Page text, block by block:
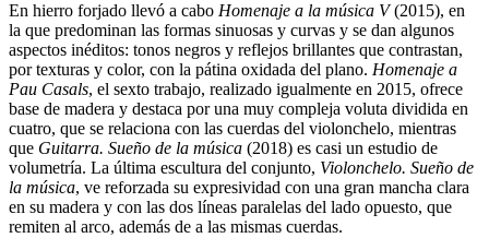
En hierro forjado llevó a cabo Homenaje a la música V(2015), en
la que predominan las formas sinuosas y curvas y se dan algunos
aspectos inéditos: tonos negros y reflejos brillantes que contrastan,
por texturas y color, con la pátina oxidada del plano. Homenaje a
Pau Casals, el sexto trabajo, realizado igualmente en 2015, ofrece
base de madera y destaca por una muy compleja voluta dividida en
cuatro, que se relaciona con las cuerdas del violonchelo, mientras
que Guitarra. Sueño de la música (2018) es casi un estudio de
volumetría. La última escultura del conjunto, Violonchelo. Sueño de
la música, ve reforzada su expresividad con una gran mancha clara
en su madera y con las dos líneas paralelas del lado opuesto, que
remiten al arco, además de a las mismas cuerdas.